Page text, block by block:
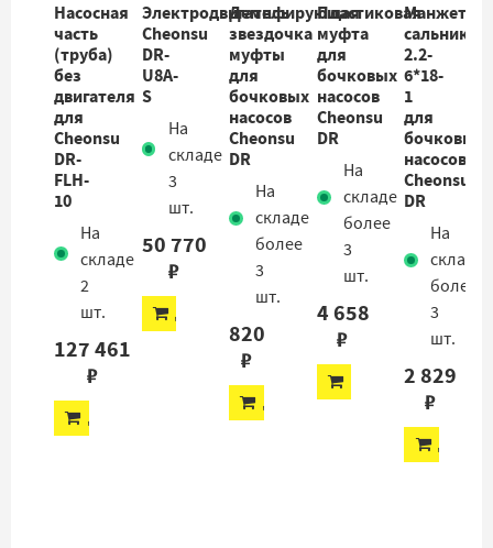
Насосная
часть
(труба)
без
двигателя
для
Cheonsu
DR-
FLH-
10
На
складе
2
шт.
127 461
₽
ДОБАВИТЬ
Электродвигатель
Cheonsu
DR-
U8A-
S
На
складе
3
шт.
50 770
₽
ДОБАВИТЬ
Демпфирующая
звездочка
муфты
для
бочковых
насосов
Cheonsu
DR
На
складе
более
3
шт.
820
₽
ДОБАВИТЬ
Пластиковая
муфта
для
бочковых
насосов
Cheonsu
DR
На
складе
более
3
шт.
4 658
₽
ДОБАВИТЬ
Манжета-
сальник
2.2-
6*18-
1
для
бочковых
насосов
Cheonsu
DR
На
складе
более
3
шт.
2 829
₽